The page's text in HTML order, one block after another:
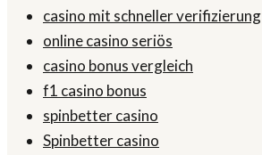
casino mit schneller verifizierung
online casino seriös
casino bonus vergleich
f1 casino bonus
spinbetter casino
Spinbetter casino